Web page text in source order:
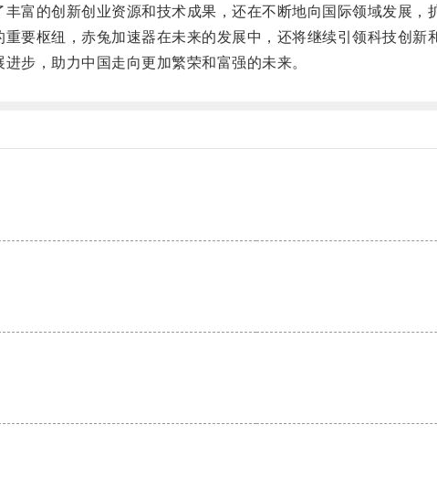
的创新创业资源和技术成果，还在不断地向国际领域发展，
枢纽，赤兔加速器在未来的发展中，还将继续引领科技创新
，助力中国走向更加繁荣和富强的未来。